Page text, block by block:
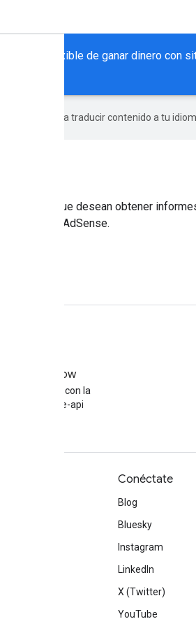
libre y flexible de ganar dinero
de IA para traducir contenido a tu
que desean obtener
de AdSense.
Stack Overflow
una pregunta con la
adsense-api
Conéctate
Blog
Bluesky
Instagram
LinkedIn
X (Twitter)
YouTube